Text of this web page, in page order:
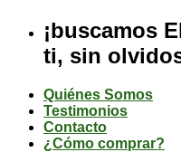
contenido
¡buscamos
ti, sin
Quiénes Somos
Testimonios
Contacto
¿Cómo comprar?